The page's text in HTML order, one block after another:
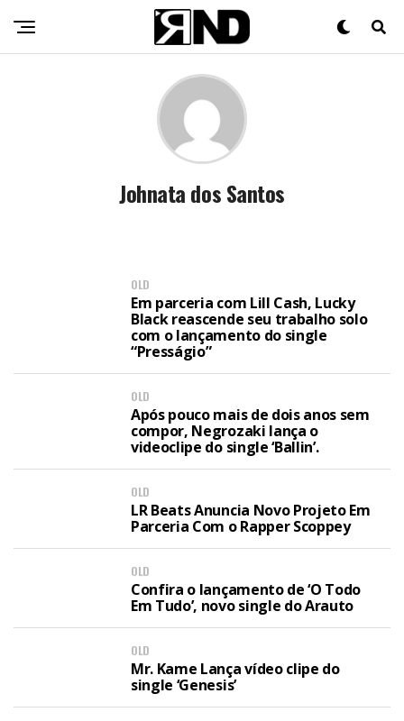
Johnata dos Santos
OLD
Em parceria com Lill Cash, Lucky
Black reascende seu trabalho solo
com o lançamento do single
“Presságio”
OLD
Após pouco mais de dois anos sem
compor, Negrozaki lança o
videoclipe do single ‘Ballin’.
OLD
LR Beats Anuncia Novo Projeto Em
Parceria Com o Rapper Scoppey
OLD
Confira o lançamento de ‘O Todo
Em Tudo’, novo single do Arauto
OLD
Mr. Kame Lança vídeo clipe do
single ‘Genesis’